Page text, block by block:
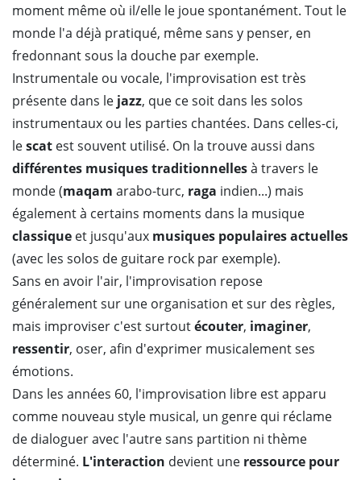
moment même où il/elle le joue spontanément. Tout le
monde l'a déjà pratiqué, même sans y penser, en
fredonnant sous la douche par exemple.
Instrumentale ou vocale, l'improvisation est très
présente dans le jazz, que ce soit dans les solos
instrumentaux ou les parties chantées. Dans celles-ci,
lescat est souvent utilisé. On la trouve aussi dans
différentes musiques traditionnellesà travers le
monde (maqam arabo-turc, raga indien...) mais
également à certains moments dans la musique
classique et jusqu'aux musiques populaires actuelles
(avec les solos de guitare rock par exemple).
Sans en avoir l'air, l'improvisation repose
généralement sur une organisation et sur des règles,
mais improviser c'est surtoutécouter, imaginer,
ressentir, oser, afin d'exprimer musicalement ses
émotions.
Dans les années 60, l'improvisation libre est apparu
comme nouveau style musical, un genre qui réclame
de dialoguer avec l'autre sans partition ni thème
déterminé. L'interaction devient une ressource pour